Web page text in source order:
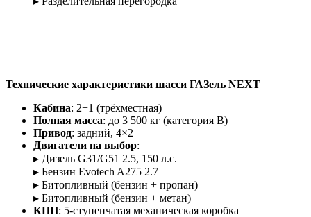
Технические характеристики шасси ГАЗель NEXT
Кабина: 2+1 (трёхместная)
Полная масса: до 3 500 кг (категория В)
Привод: задний, 4×2
Двигатели на выбор:
▸ Дизель G31/G51 2.5, 150 л.с.
▸ Бензин Evotech A275 2.7
▸ Битопливный (бензин + пропан)
▸ Битопливный (бензин + метан)
КПП: 5-ступенчатая механическая коробка